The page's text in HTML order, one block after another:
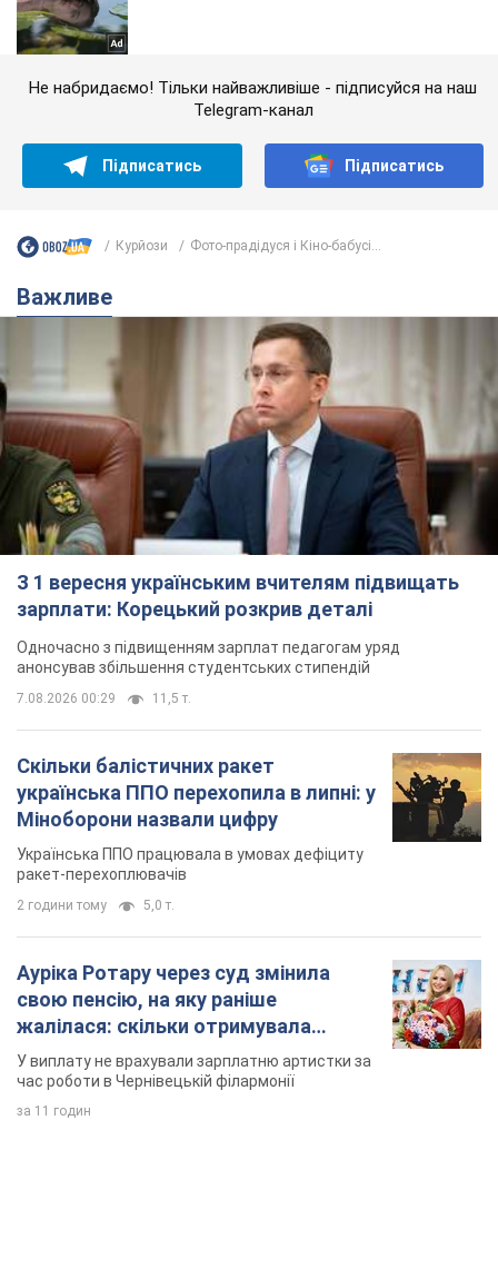
Не набридаємо! Тільки найважливіше - підписуйся на наш
Telegram-канал
Підписатись Підписатись
Курйози Фото-прадідуся і Кіно-бабусі...
Важливе
З 1 вересня українським вчителям підвищать
зарплати: Корецький розкрив деталі
Одночасно з підвищенням зарплат педагогам уряд
анонсував збільшення студентських стипендій
7.08.2026 00:29 11,5 т.
Скільки балістичних ракет
українська ППО перехопила в липні: у
Міноборони назвали цифру
Українська ППО працювала в умовах дефіциту
ракет-перехоплювачів
2 години тому 5,0 т.
Ауріка Ротару через суд змінила
свою пенсію, на яку раніше
жалілася: скільки отримувала
співачка
У виплату не врахували зарплатню артистки за
час роботи в Чернівецькій філармонії
за 11 годин